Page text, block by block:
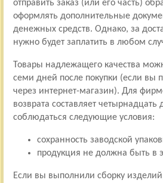
отправить заказ (или его часть)
оформлять дополнительные
денежных средств. Однако, за
нужно будет заплатить в любом
Товары надлежащего качества
семи дней после покупки (если вы
через интернет-магазин). Для
возврата составляет
соблюдаться следующие условия:
сохранность заводской
продукция не должна быть в
Если вы выполнили сборку